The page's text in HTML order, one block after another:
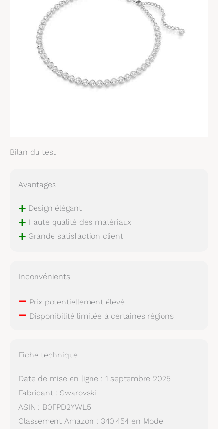
Bilan du test
Avantages
+Design élégant
+Haute qualité des matériaux
+Grande satisfaction client
Inconvénients
– Prix potentiellement élevé
– Disponibilité limitée à certaines régions
Fiche technique
Date de mise en ligne : 1 septembre 2025
Fabricant : Swarovski
ASIN : B0FPD2YWL5
Classement Amazon : 340 454 en Mode